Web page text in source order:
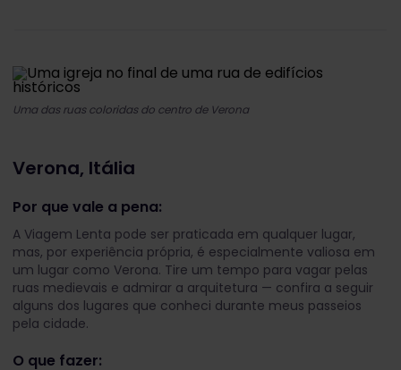
Uma das ruas coloridas do centro de Verona
Verona, Itália
Por que vale a pena:
A Viagem Lenta pode ser praticada em qualquer lugar,
mas, por experiência própria, é especialmente valiosa em
um lugar como Verona. Tire um tempo para vagar pelas
ruas medievais e admirar a arquitetura — confira a seguir
alguns dos lugares que conheci durante meus passeios
pela cidade.
O que fazer: